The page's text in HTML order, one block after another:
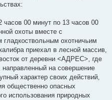
00 минут по 13 часов 00
охоты вместе с
охотничьим
приехал в лесной массив,
от деревни <АДРЕС>, где
на совершение
характер своих действий,
общественно опасных
использования природных